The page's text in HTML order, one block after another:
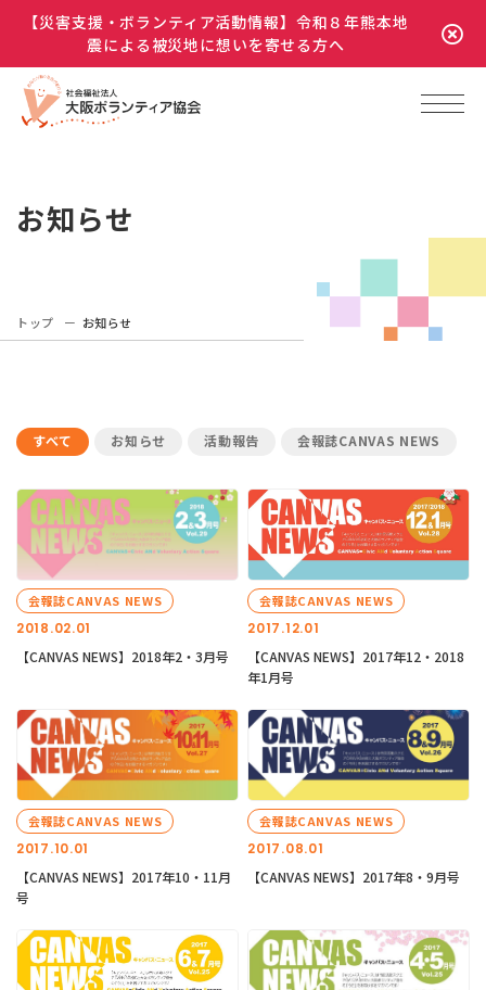
【災害支援・ボランティア活動情報】令和８年熊本地
震による被災地に想いを寄せる方へ
お知らせ
トップ お知らせ
すべて お知らせ 活動報告 会報誌CANVAS NEWS
2018.02.01
会報誌CANVAS NEWS
【CANVAS NEWS】2018年2・3月号
2017.12.01
会報誌CANVAS NEWS
【CANVAS NEWS】2017年12・2018
年1月号
2017.10.01
会報誌CANVAS NEWS
【CANVAS NEWS】2017年10・11月
号
2017.08.01
会報誌CANVAS NEWS
【CANVAS NEWS】2017年8・9月号